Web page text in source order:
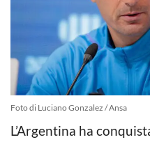
Foto di Luciano Gonzalez / Ansa
L’Argentina ha